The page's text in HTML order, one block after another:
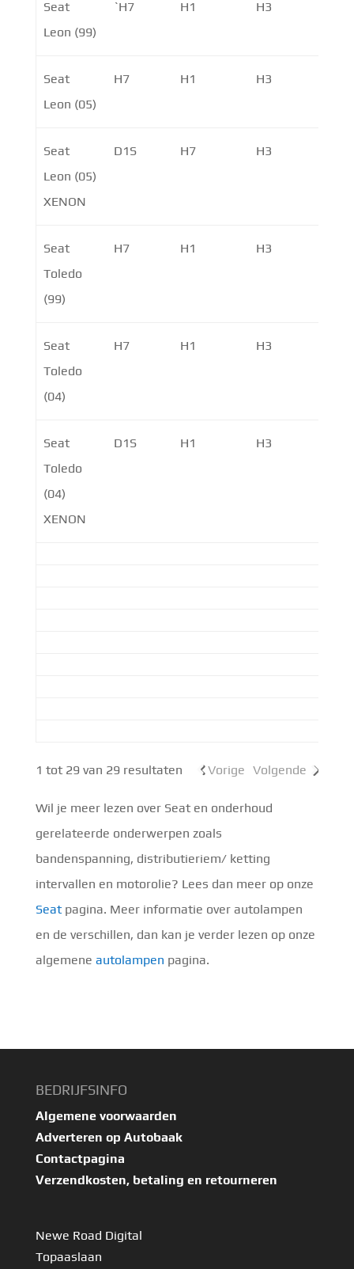
Seat
Leon (99)
`H7 H1 H3
Seat
Leon (05)
H7 H1 H3
Seat
Leon (05)
XENON
D1S H7 H3
Seat
Toledo
(99)
H7 H1 H3
Seat
Toledo
(04)
H7 H1 H3
Seat
Toledo
(04)
XENON
D1S H1 H3
1 tot 29 van 29 resultaten Vorige Volgende
Wil je meer lezen over Seat en onderhoud
gerelateerde onderwerpen zoals
bandenspanning, distributieriem/ ketting
intervallen en motorolie? Lees dan meer op onze
Seatpagina. Meer informatie over autolampen
en de verschillen, dan kan je verder lezen op onze
algemene autolampen pagina.
BEDRIJFSINFO
Algemene voorwaarden
Adverteren op Autobaak
Contactpagina
Verzendkosten, betaling en retourneren
Newe Road Digital
Topaaslaan